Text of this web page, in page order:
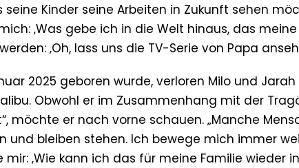
seine Kinder seine Arbeiten in Zukunft sehen
‚Was gebe ich in die Welt hinaus, das
‚Oh, lass uns die TV-Serie von Papa
2025 geboren wurde, verloren Milo und
Obwohl er im Zusammenhang mit der
möchte er nach vorne schauen. „Manche
und bleiben stehen. Ich bewege mich immer
mir: ‚Wie kann ich das für meine Familie wieder